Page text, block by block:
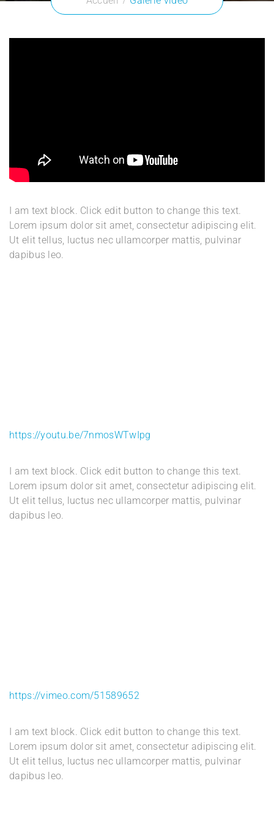
I am text block. Click edit button to change this text.
Lorem ipsum dolor sit amet, consectetur adipiscing elit.
Ut elit tellus, luctus nec ullamcorper mattis, pulvinar
dapibus leo.
https://youtu.be/7nmosWTwIpg
I am text block. Click edit button to change this text.
Lorem ipsum dolor sit amet, consectetur adipiscing elit.
Ut elit tellus, luctus nec ullamcorper mattis, pulvinar
dapibus leo.
https://vimeo.com/51589652
I am text block. Click edit button to change this text.
Lorem ipsum dolor sit amet, consectetur adipiscing elit.
Ut elit tellus, luctus nec ullamcorper mattis, pulvinar
dapibus leo.